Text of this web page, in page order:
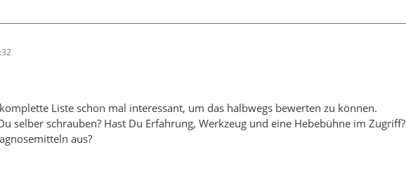
Liste schon mal interessant, um das halbwegs bewerten zu können.
selber schrauben? Hast Du Erfahrung, Werkzeug und eine Hebebühne im Zugriff?
aus?